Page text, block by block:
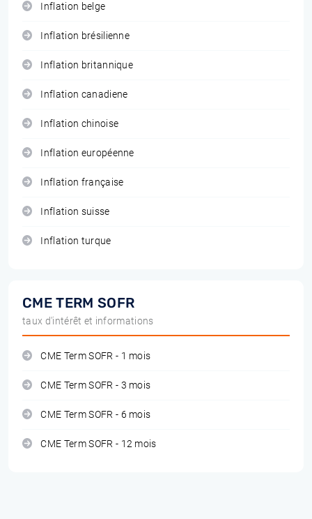
Inflation belge
Inflation brésilienne
Inflation britannique
Inflation canadiene
Inflation chinoise
Inflation européenne
Inflation française
Inflation suisse
Inflation turque
CME TERM SOFR
taux d'intérêt et informations
CME Term SOFR - 1 mois
CME Term SOFR - 3 mois
CME Term SOFR - 6 mois
CME Term SOFR - 12 mois